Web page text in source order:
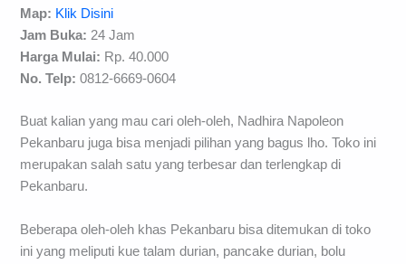
Map: Klik Disini
Jam Buka: 24 Jam
Harga Mulai: Rp. 40.000
No. Telp:0812-6669-0604
Buat kalian yang mau cari oleh-oleh, Nadhira Napoleon
Pekanbaru juga bisa menjadi pilihan yang bagus lho. Toko ini
merupakan salah satu yang terbesar dan terlengkap di
Pekanbaru.
Beberapa oleh-oleh khas Pekanbaru bisa ditemukan di toko
ini yang meliputi kue talam durian, pancake durian, bolu